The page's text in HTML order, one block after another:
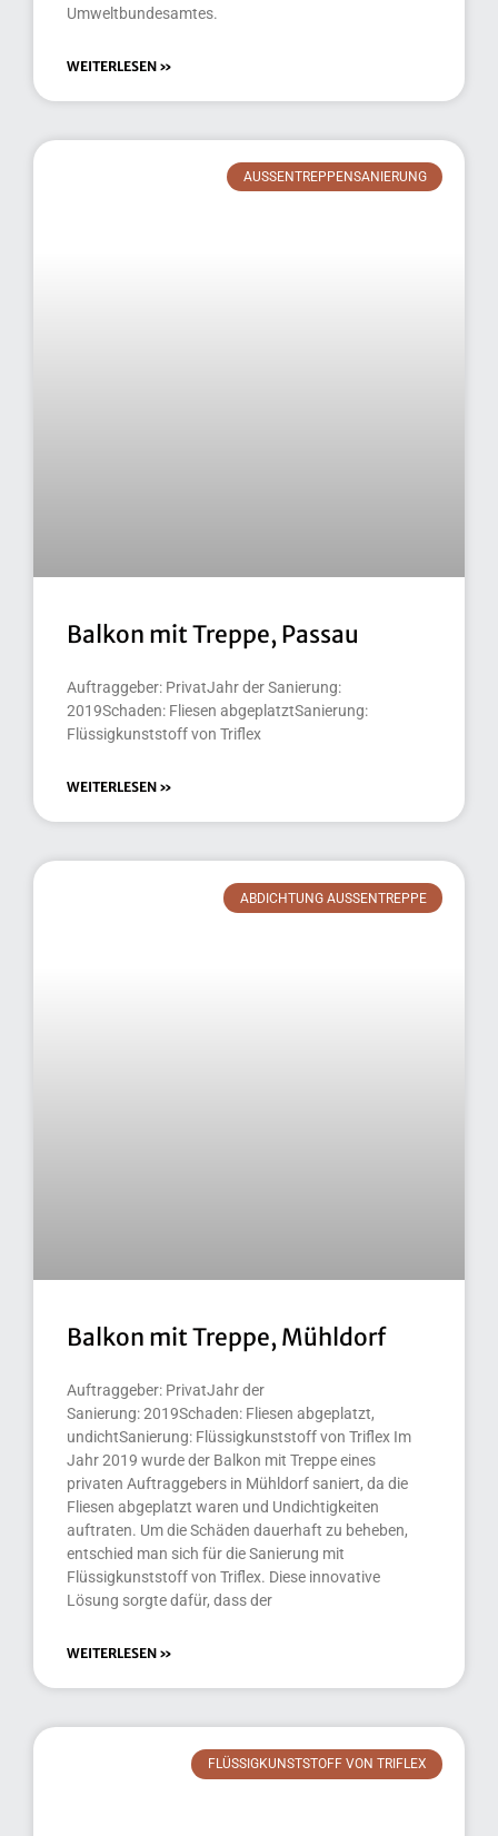
Umweltbundesamtes.
WEITERLESEN »
AUSSENTREPPENSANIERUNG
Balkon mit Treppe, Passau
Auftraggeber: PrivatJahr der Sanierung:
2019Schaden: Fliesen abgeplatztSanierung:
Flüssigkunststoff von Triflex
WEITERLESEN »
ABDICHTUNG AUSSENTREPPE
Balkon mit Treppe, Mühldorf
Auftraggeber: PrivatJahr der
Sanierung: 2019Schaden: Fliesen abgeplatzt,
undichtSanierung: Flüssigkunststoff von Triflex Im
Jahr 2019 wurde der Balkon mit Treppe eines
privaten Auftraggebers in Mühldorf saniert, da die
Fliesen abgeplatzt waren und Undichtigkeiten
auftraten. Um die Schäden dauerhaft zu beheben,
entschied man sich für die Sanierung mit
Flüssigkunststoff von Triflex. Diese innovative
Lösung sorgte dafür, dass der
WEITERLESEN »
FLÜSSIGKUNSTSTOFF VON TRIFLEX